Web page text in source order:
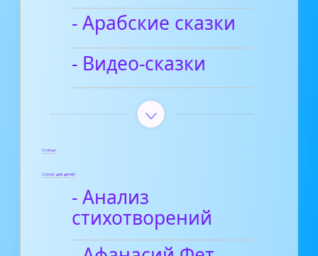
- Арабские сказки
- Видео-сказки
Статьи
Стихи для детей
- Анализ
стихотворений